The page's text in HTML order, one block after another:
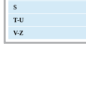
S
T-U
V-Z